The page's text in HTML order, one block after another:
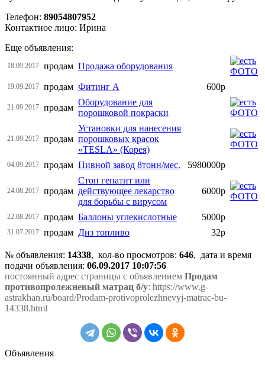
Телефон: 89054807952
Контактное лицо: Ирина
Еще объявления:
18.09.2017 продам Продажа оборудования
19.09.2017 продам Фитинг А 600р
21.09.2017 продам
Оборудование для
порошковой покраски
21.09.2017 продам
Установки для нанесения
порошковых красок
«TESLA» (Корея)
04.09.2017 продам Пивной завод 8тонн/мес. 5980000р
24.08.2017 продам
Стоп гепатит или
действующее лекарство
для борьбы с вирусом
6000р
22.08.2017 продам Баллоны углекислотные 5000р
31.07.2017 продам Диз топливо 32р
№ объявления: 14338, кол-во просмотров: 646, дата и время
подачи объявления: 06.09.2017 10:07:56
постоянный адрес страницы с объявлением Продам
противопролежневый матрац б/у: https://www.g-
astrakhan.ru/board/Prodam-protivoprolezhnevyj-matrac-bu-
14338.html
Объявления